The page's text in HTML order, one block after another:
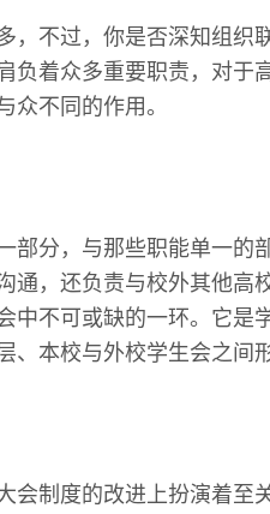
，不过，你是否深知组织
负着众多重要职责，对于
众不同的作用。
部分，与那些职能单一的
通，还负责与校外其他高
中不可或缺的一环。它是
、本校与外校学生会之间
会制度的改进上扮演着至